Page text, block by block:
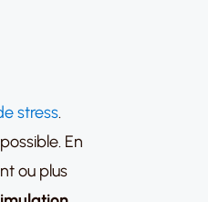
stress.
En
ou plus